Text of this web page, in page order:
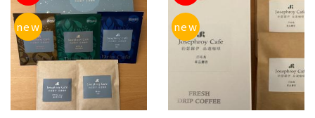
new new